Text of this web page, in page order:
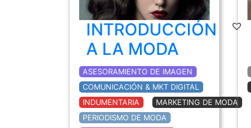
INTRODUCCIÓN
A LA MODA
ASESORAMIENTO DE IMAGEN
COMUNICACIÓN & MKT DIGITAL
INDUMENTARIA
MARKETING DE MODA
PERIODISMO DE MODA